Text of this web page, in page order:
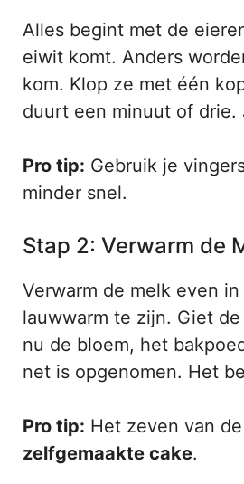
Alles begint met de
eiwit komt. Anders
kom. Klop ze met één
duurt een minuut of
Pro tip: Gebruik je
minder snel.
Stap 2: Verwarm de
Verwarm de melk even
lauwwarm te zijn. Giet
nu de bloem, het
net is opgenomen. Het
Pro tip: Het zeven van
zelfgemaakte cake.